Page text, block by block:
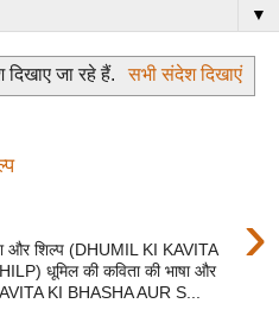
▼
जा रहे हैं. सभी संदेश दिखाएं
›
और शिल्प (DHUMIL KI KAVITA
धूमिल की कविता की भाषा और
KI BHASHA AUR S...